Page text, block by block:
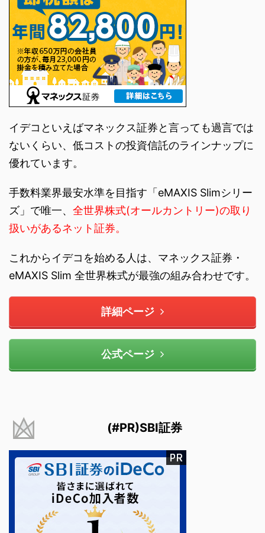
イデコといえばマネックス証券と言っても過言では
ないくらい、低コストの投資信託のラインナップに
優れています。
手数料業界最安水準を目指す「eMAXIS Slimシリー
ズ」で唯一、 全世界株式(オールカントリー)の取り
扱いがあるネット証券。
これからイデコを始める人は、マネックス証券・
eMAXIS Slim 全世界株式が最強の組み合わせです。
詳細ページ
公式ページ
(#PR)SBI証券